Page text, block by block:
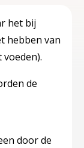
het bij
hebben van
de
door de